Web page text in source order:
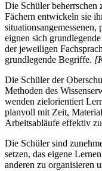
Die Schüler
Fächern entwickeln sie
eignen sich
der jeweiligen
grundlegende Begriffe.
Die Schüler der
Methoden des
wenden zielorientiert
planvoll mit Zeit,
Arbeitsabläufe effektiv
Die Schüler sind
setzen, das eigene
anderen zu organisieren